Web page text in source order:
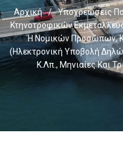
Αρχική /
Υποχρεώσεις
Κτηνοτροφικών
Ή Νομικών Προσώπων,
(ηλεκτρονική Υποβολή
Κ.λπ., Μηνιαίες Και